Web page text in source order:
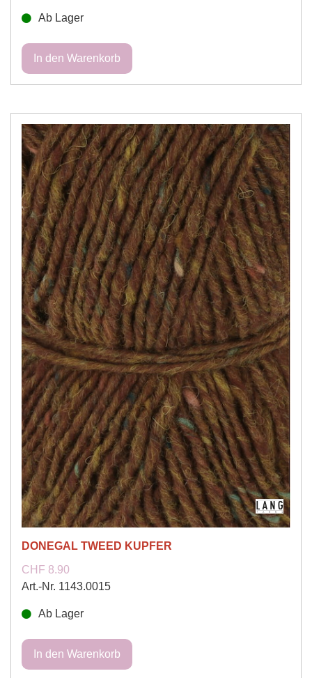
Ab Lager
DONEGAL TWEED KUPFER
CHF 8.90
Art.-Nr. 1143.0015
Ab Lager